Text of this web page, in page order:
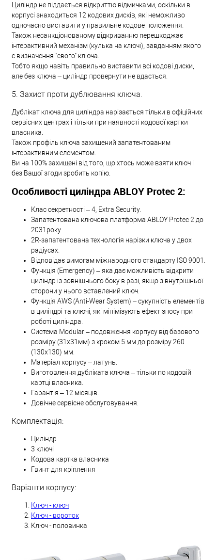
Циліндр не піддається відкриттю відмичками, оскільки в
корпусі знаходиться 12 кодових дисків, які неможливо
одночасно виставити у правильне кодове положення.
Також несанкціонованому відкриванню перешкоджає
інтерактивний механізм (кулька на ключі), завданням якого
є визначення "свого" ключа.
Тобто якщо навіть правильно виставити всі кодові диски,
але без ключа – циліндр провернути не вдасться.
5. Захист проти дублювання ключа.
Дублікат ключа для циліндра нарізається тільки в офіційних
сервісних центрах і тільки при наявності кодової картки
власника.
Також профіль ключа захищений запатентованим
інтерактивним елементом.
Ви на 100% захищені від того, що хтось може взяти ключ і
без Вашої згоди зробить копію.
Особливості циліндра ABLOY Protec 2:
Клас секретності – 4, Extra Security.
Запатентована ключова платформа ABLOY Protec 2 до
2031року.
2R-запатентована технологія нарізки ключа у двох
радіусах.
Відповідає вимогам міжнародного стандарту ISO 9001.
Функція (Emergency) – яка дає можливість відкрити
циліндр із зовнішнього боку в разі, якщо з внутрішньої
сторони у нього вставлений ключ.
Функція AWS (Anti-Wear System) – сукупність елементів
в циліндрі та ключі, які мінімізують ефект зносу при
роботі циліндра.
Система Modular – подовження корпусу від базового
розміру (31х31мм) з кроком 5 мм до розміру 260
(130х130) мм.
Матеріал корпусу – латунь.
Виготовлення дубліката ключа – тільки по кодовій
картці власника.
Гарантія – 12 місяців.
Довічне сервісне обслуговування.
Комплектація:
Циліндр
3 ключі
Кодова картка власника
Гвинт для кріплення
Варіанти корпусу:
Ключ - ключ
Ключ - вороток
Ключ - половинка